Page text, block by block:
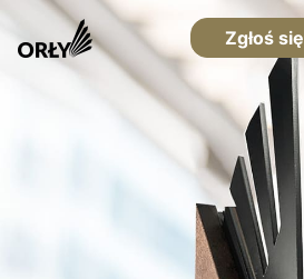
Zgłoś się